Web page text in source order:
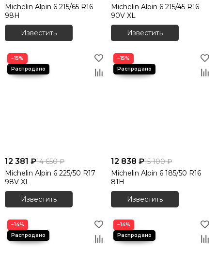
Michelin Alpin 6 215/65 R16
98H
Известить
Michelin Alpin 6 215/45 R16
90V XL
Известить
−15%
12 381 ₽14 650 ₽
Michelin Alpin 6 225/50 R17
98V XL
Известить
−15%
12 838 ₽15 100 ₽
Michelin Alpin 6 185/50 R16
81H
Известить
−14% −14%